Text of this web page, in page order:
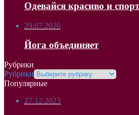
Одевайся красиво и
29.07.2026
Йога объединяет
Рубрики
Рубрики
Популярные
27.12.2023